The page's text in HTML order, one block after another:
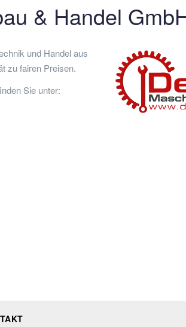
& Handel
und Handel aus
zu fairen Preisen.
Sie unter: